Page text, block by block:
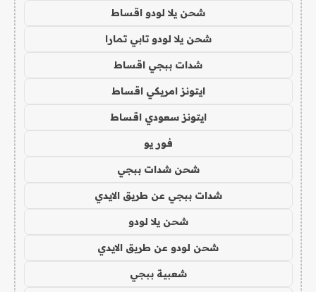
شحن يلا لودو اقساط
شحن يلا لودو تابي تمارا
شدات ببجي اقساط
ايتونز امريكي اقساط
ايتونز سعودي اقساط
فور يو
شحن شدات ببجي
شدات ببجي عن طريق الايدي
شحن يلا لودو
شحن لودو عن طريق الايدي
شعبية ببجي